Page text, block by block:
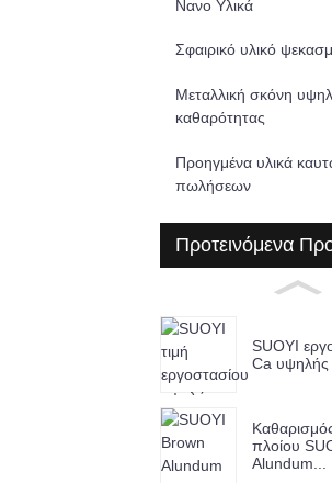
Νανο Υλικά
Σφαιρικό υλικό
Μεταλλική σκόνη
καθαρότητας
Προηγμένα υλικά
πωλήσεων
Προτεινόμενα
SUOYI
Ca υψηλής
πλοίου
Alundum...